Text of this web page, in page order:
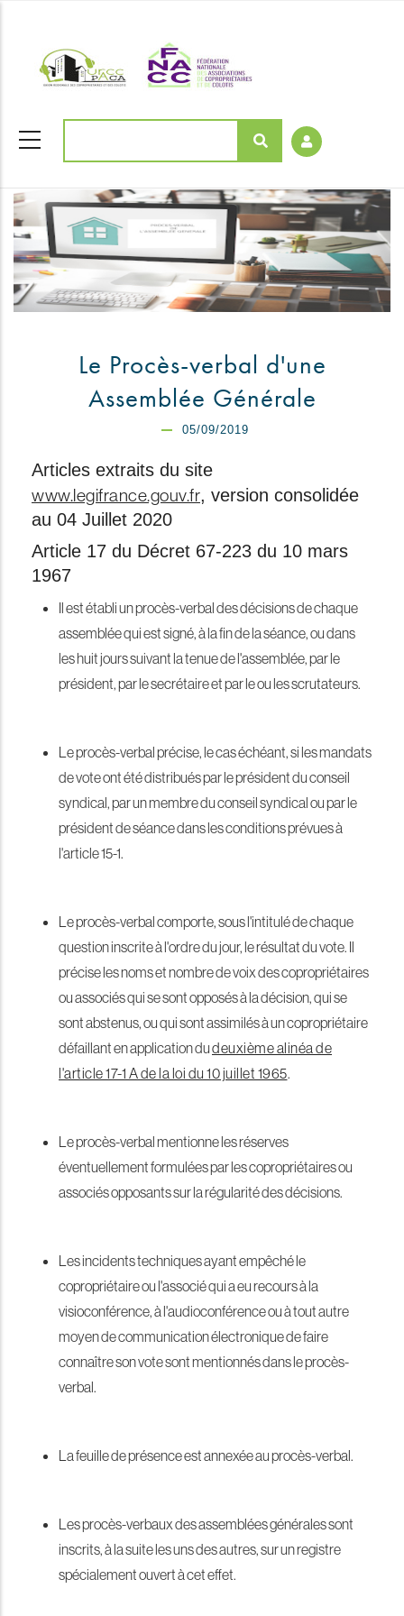
contenu
principal
Le Procès-verbal d'une
Assemblée Générale
05/09/2019
Articles extraits du site
www.legifrance.gouv.fr, version consolidée
au 04 Juillet 2020
Article 17 du Décret 67-223 du 10 mars
1967
Il est établi un procès-verbal des décisions de chaque
assemblée qui est signé, à la fin de la séance, ou dans
les huit jours suivant la tenue de l'assemblée, par le
président, par le secrétaire et par le ou les scrutateurs.
Le procès-verbal précise, le cas échéant, si les mandats
de vote ont été distribués par le président du conseil
syndical, par un membre du conseil syndical ou par le
président de séance dans les conditions prévues à
l'article 15-1.
Le procès-verbal comporte, sous l'intitulé de chaque
question inscrite à l'ordre du jour, le résultat du vote. Il
précise les noms et nombre de voix des copropriétaires
ou associés qui se sont opposés à la décision, qui se
sont abstenus, ou qui sont assimilés à un copropriétaire
défaillant en application dudeuxième alinéa de
l'article 17-1 A de la loi du 10 juillet 1965.
Le procès-verbal mentionne les réserves
éventuellement formulées par les copropriétaires ou
associés opposants sur la régularité des décisions.
Les incidents techniques ayant empêché le
copropriétaire ou l'associé qui a eu recours à la
visioconférence, à l'audioconférence ou à tout autre
moyen de communication électronique de faire
connaître son vote sont mentionnés dans le procès-
verbal.
La feuille de présence est annexée au procès-verbal.
Les procès-verbaux des assemblées générales sont
inscrits, à la suite les uns des autres, sur un registre
spécialement ouvert à cet effet.